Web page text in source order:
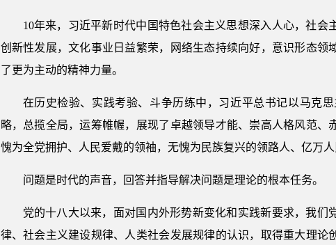
10年来，习近平新时代中国特色社会主义思想深入人心，社会
创新性发展，文化事业日益繁荣，网络生态持续向好，意识形态
了更为主动的精神力量。
在历史检验、实践考验、斗争历练中，习近平总书记以马克
略，总揽全局，运筹帷幄，展现了卓越领导才能、崇高人格风范
愧为全党拥护、人民爱戴的领袖，无愧为民族复兴的领路人、亿万人
问题是时代的声音，回答并指导解决问题是理论的根本任务。
党的十八大以来，面对国内外形势新变化和实践新要求，我
律、社会主义建设规律、人类社会发展规律的认识，取得重大理